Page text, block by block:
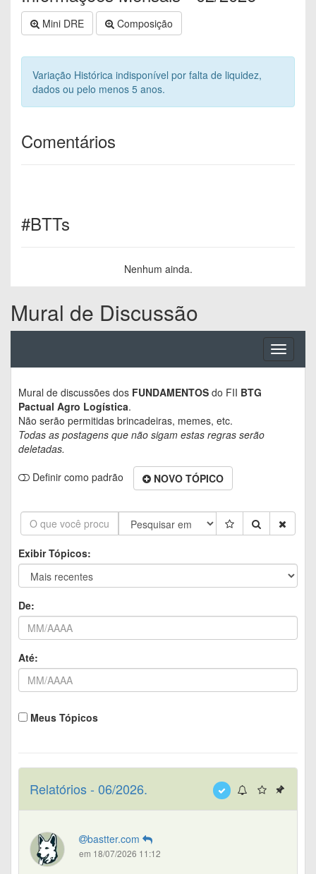
Mini DRE Composição
Variação Histórica indisponível por falta de liquidez,
dados ou pelo menos 5 anos.
Comentários
#BTTs
Nenhum ainda.
Mural de Discussão
Toggle
Mural de discussões dos FUNDAMENTOS do FII BTG
Pactual Agro Logística.
Não serão permitidas brincadeiras, memes, etc.
Todas as postagens que não sigam estas regras serão
deletadas.
Definir como padrão
NOVO TÓPICO
Exibir Tópicos:
De:
Até:
Meus Tópicos
Relatórios - 06/2026.
bastter.com
em 18/07/2026 11:12